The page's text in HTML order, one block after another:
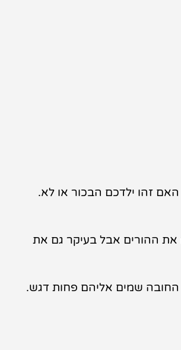
זהו ילדכם הבכור או לא.
את ההורים אבל בעיקר גם את
החובה שמים אליהם פחות דגש.